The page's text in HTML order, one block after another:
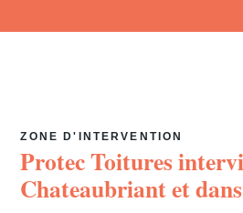
ZONE D'INTERVENTION
Protec Toitures
Chateaubriantet